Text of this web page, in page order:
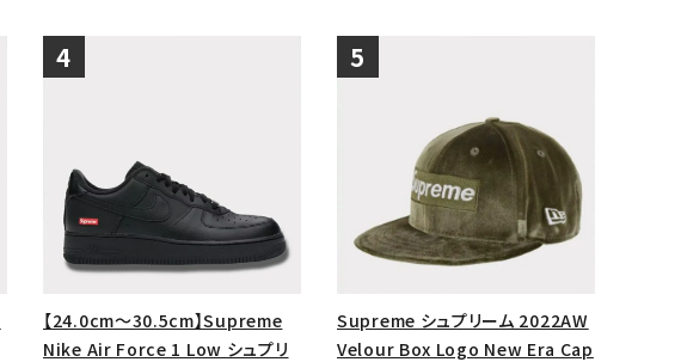
【24.0cm～30.5cm】Supreme
Nike Air Force 1 Low シュプリ
Supreme シュプリーム 2022AW
Velour Box Logo New Era Cap